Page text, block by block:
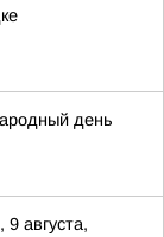
день
августа,